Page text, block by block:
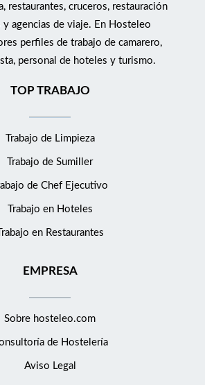
restaurantes, cruceros, restauración
agencias de viaje. En Hosteleo
perfiles de trabajo de camarero,
personal de hoteles y turismo.
TOP TRABAJO
Trabajo de Limpieza
Trabajo de Sumiller
de Chef Ejecutivo
Trabajo en Hoteles
Trabajo en Restaurantes
EMPRESA
Sobre hosteleo.com
de Hostelería
Aviso Legal